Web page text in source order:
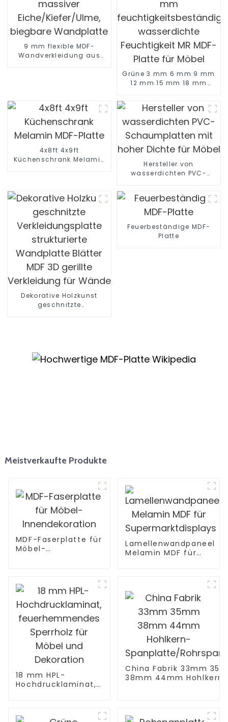
9 mm flexible MDF-
Wandverkleidung aus
Grüne 3 mm 6 mm 9 mm
12 mm 15 mm 18 mm
Feuchtigkeit MR MDF-
Platte für Möbel
4x8ft 4x9ft
Küchenschrank Melamin
Hersteller von
wasserdichten PVC-
Dekorative Holzkunst
geschnitzte
Feuerbeständige MDF-
Platte
Meistverkaufte Produkte
MDF-Faserplatte für
Möbel-
Lamellenwandpaneel
Melamin MDF für
18 mm HPL-
Hochdrucklaminat,
China Fabrik 33mm
38mm 44mm Hohlkern-